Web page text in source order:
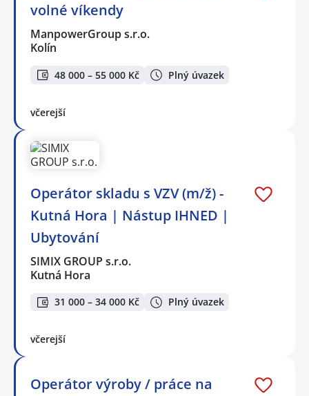
volné víkendy
ManpowerGroup s.r.o.
Kolín
48 000 – 55 000 Kč Plný úvazek
včerejší
Operátor skladu s VZV (m/ž) -
Kutná Hora | Nástup IHNED |
Ubytování
SIMIX GROUP s.r.o.
Kutná Hora
31 000 – 34 000 Kč Plný úvazek
včerejší
Operátor výroby / práce na